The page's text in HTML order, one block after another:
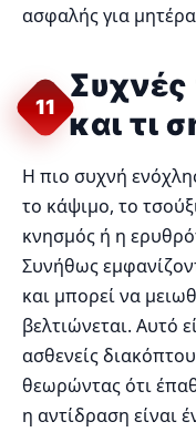
ασφαλής για
11
Συχνές
και τι
Η πιο συχνή
το κάψιμο, το
κνησμός ή η
Συνήθως
και μπορεί να
βελτιώνεται. Αυτό
ασθενείς
θεωρώντας ότι
η αντίδραση είναι